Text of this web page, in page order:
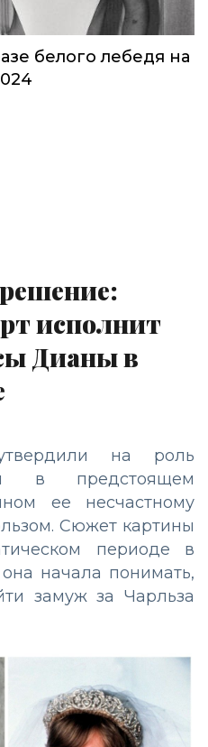
белого лебедя на
исполнит
Дианы в
на роль
в предстоящем
ее несчастному
Сюжет картины
периоде в
начала понимать,
замуж за Чарльза